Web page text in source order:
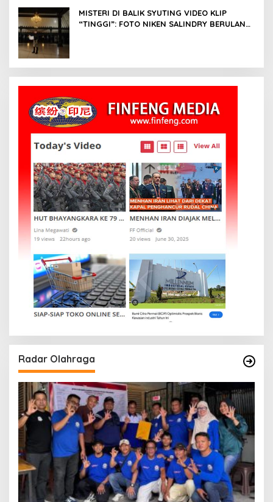
MISTERI DI BALIK SYUTING VIDEO KLIP
“TINGGI”: FOTO NIKEN SALINDRY BERULANG
Radar Olahraga